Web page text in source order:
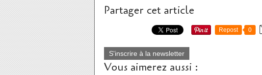
Partager cet article
Repost 0
S'inscrire à la newsletter
Vous aimerez aussi :